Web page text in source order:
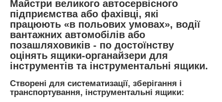
Майстри великого автосервісного
підприємства або фахівці, які
працюють «в польових умовах», водії
вантажних автомобілів або
позашляховиків - по достоїнству
оцінять ящики-органайзери для
інструментів та інструментальні ящики.
Створені для систематизації, зберігання і
транспортування, інструментальні ящики: